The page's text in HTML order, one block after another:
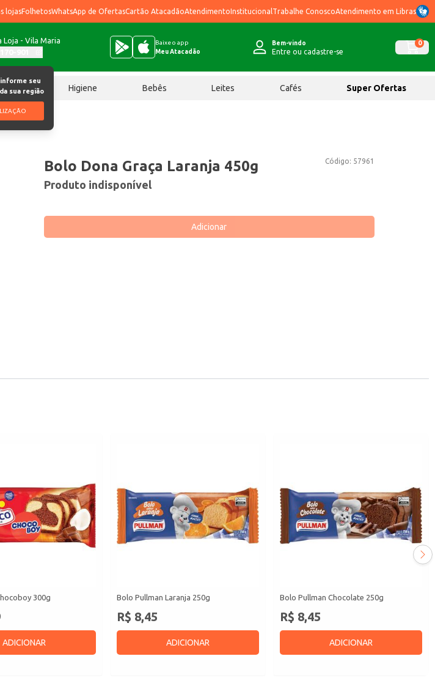
lojasFolhetosWhatsApp de OfertasCartão AtacadãoAtendimentoInstitucional Trabalhe ConoscoAtendimento em Libras
Loja - Vila Maria
seu
sua região
Baixe o app
Meu Atacadão
Bem-vindo
Entre ou cadastre-se
0
Higiene Bebês Leites Cafés Super Ofertas
Código: 57961
Bolo Dona Graça Laranja 450g
Produto indisponível
Adicionar
300g
ADICIONAR
Bolo Pullman Laranja 250g
R$ 8,45
ADICIONAR
Bolo Pullman Chocolate 250g
R$ 8,45
ADICIONAR